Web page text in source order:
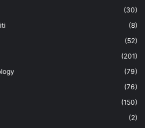
(30)
(8)
(52)
(201)
(79)
(76)
(150)
(2)